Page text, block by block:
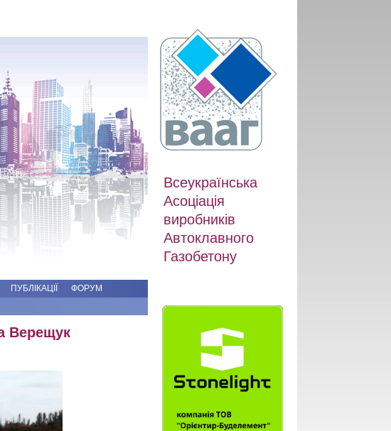
Всеукраїнська
Асоціація
виробників
Автоклавного
Газобетону
ПУБЛІКАЦІЇ ФОРУМ
Верещук